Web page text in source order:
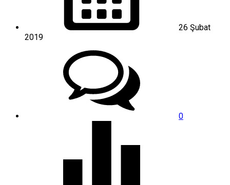
26 Şubat
2019
0